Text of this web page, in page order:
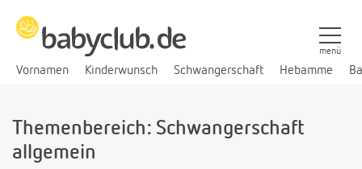
Vornamen Kinderwunsch Schwangerschaft Hebamme
menü
Themenbereich: Schwangerschaft
allgemein